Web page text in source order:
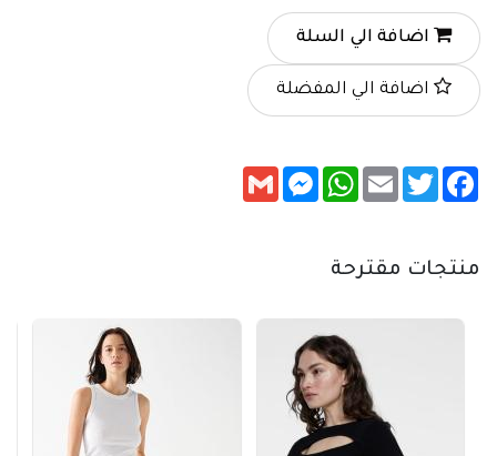
اضافة الي السلة
اضافة الي المفضلة
Facebook
Twitter
Email
WhatsApp
Messenger
Gmail
منتجات مقترحة